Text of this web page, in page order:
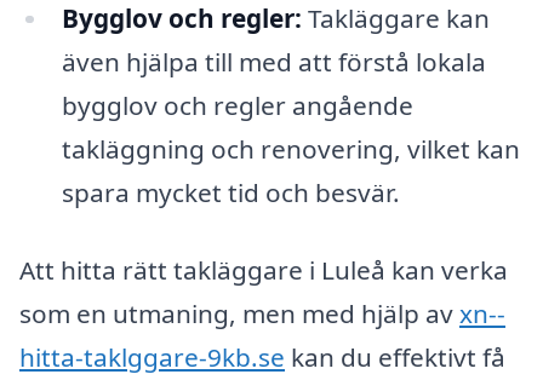
Bygglov och regler: Takläggare kan
även hjälpa till med att förstå lokala
bygglov och regler angående
takläggning och renovering, vilket kan
spara mycket tid och besvär.
Att hitta rätt takläggare i Luleå kan verka
som en utmaning, men med hjälp avxn--
hitta-taklggare-9kb.se kan du effektivt få